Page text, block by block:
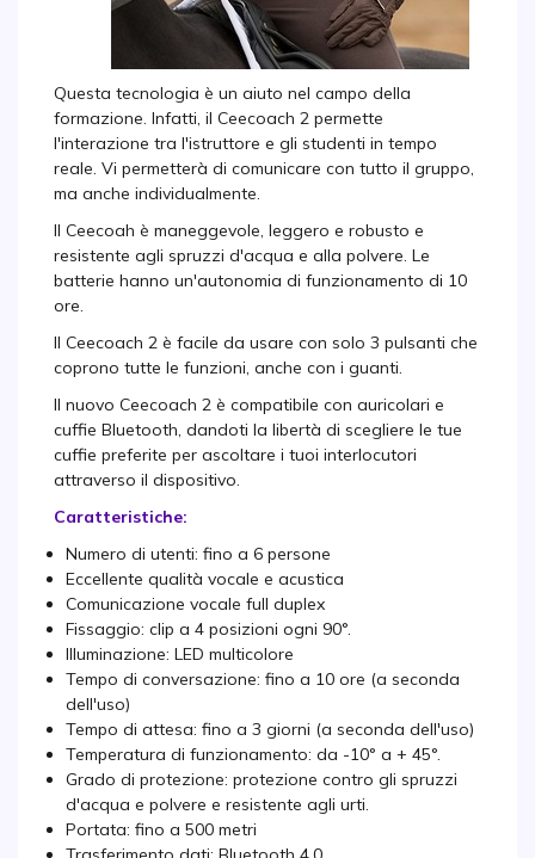
Questa tecnologia è un aiuto nel campo della
formazione. Infatti, il Ceecoach 2 permette
l'interazione tra l'istruttore e gli studenti in tempo
reale. Vi permetterà di comunicare con tutto il gruppo,
ma anche individualmente.
Il Ceecoah è maneggevole, leggero e robusto e
resistente agli spruzzi d'acqua e alla polvere. Le
batterie hanno un'autonomia di funzionamento di 10
ore.
Il Ceecoach 2 è facile da usare con solo 3 pulsanti che
coprono tutte le funzioni, anche con i guanti.
Il nuovo Ceecoach 2 è compatibile con auricolari e
cuffie Bluetooth, dandoti la libertà di scegliere le tue
cuffie preferite per ascoltare i tuoi interlocutori
attraverso il dispositivo.
Caratteristiche:
Numero di utenti: fino a 6 persone
Eccellente qualità vocale e acustica
Comunicazione vocale full duplex
Fissaggio: clip a 4 posizioni ogni 90°.
Illuminazione: LED multicolore
Tempo di conversazione: fino a 10 ore (a seconda
dell'uso)
Tempo di attesa: fino a 3 giorni (a seconda dell'uso)
Temperatura di funzionamento: da -10° a + 45°.
Grado di protezione: protezione contro gli spruzzi
d'acqua e polvere e resistente agli urti.
Portata: fino a 500 metri